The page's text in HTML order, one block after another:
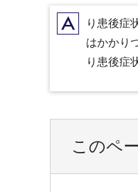
Aり患後症
はかかり
り患後症
このペ